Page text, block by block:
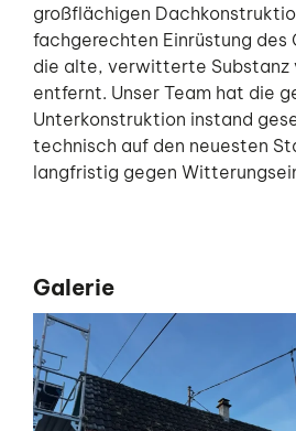
großflächigen
fachgerechten Einrüstung des
die alte, verwitterte Substanz
entfernt. Unser Team hat die
Unterkonstruktion instand
technisch auf den neuesten
langfristig gegen
Galerie